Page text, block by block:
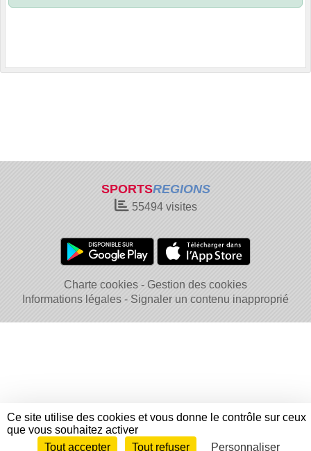
SPORTSREGIONS
55494visites
Charte cookies
Gestion des cookies
Informations légales
Signaler un contenu inapproprié
Envie de participer ? Connexion
Ce site utilise des cookies et vous donne le contrôle sur ceux
que vous souhaitez activer
Tout accepter
Tout refuser Personnaliser